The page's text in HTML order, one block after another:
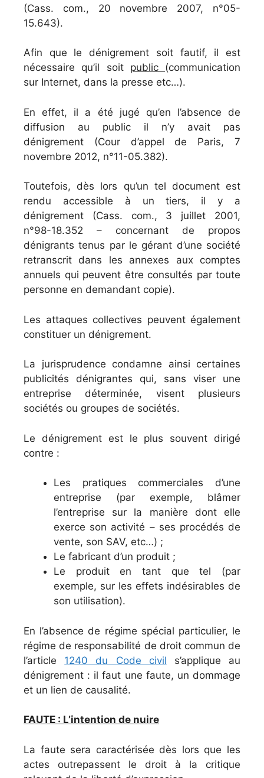
(Cass. com., 20 novembre 2007, n°05-
15.643).
Afin que le dénigrement soit fautif, il est
nécessaire qu’il soit public (communication
sur Internet, dans la presse etc…).
En effet, il a été jugé qu’en l’absence de
diffusion au public il n’y avait pas
dénigrement (Cour d’appel de Paris, 7
novembre 2012, n°11-05.382).
Toutefois, dès lors qu’un tel document est
rendu accessible à un tiers, il y a
dénigrement (Cass. com., 3 juillet 2001,
n°98-18.352 – concernant de propos
dénigrants tenus par le gérant d’une société
retranscrit dans les annexes aux comptes
annuels qui peuvent être consultés par toute
personne en demandant copie).
Les attaques collectives peuvent également
constituer un dénigrement.
La jurisprudence condamne ainsi certaines
publicités dénigrantes qui, sans viser une
entreprise déterminée, visent plusieurs
sociétés ou groupes de sociétés.
Le dénigrement est le plus souvent dirigé
contre :
Les pratiques commerciales d’une
entreprise (par exemple, blâmer
l’entreprise sur la manière dont elle
exerce son activité – ses procédés de
vente, son SAV, etc…) ;
Le fabricant d’un produit ;
Le produit en tant que tel (par
exemple, sur les effets indésirables de
son utilisation).
En l’absence de régime spécial particulier, le
régime de responsabilité de droit commun de
l’article 1240 du Code civil s’applique au
dénigrement : il faut une faute, un dommage
et un lien de causalité.
FAUTE : L’intention de nuire
La faute sera caractérisée dès lors que les
actes outrepassent le droit à la critique